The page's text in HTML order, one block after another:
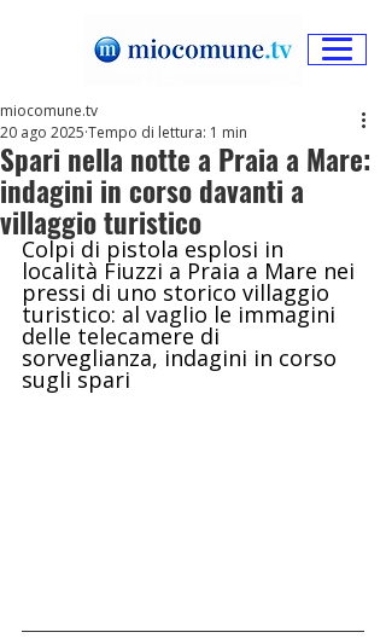
Spari nella notte a Praia a Mare:
indagini in corso davanti a
villaggio turistico
miocomune.tv
20 ago 2025 Tempo di lettura: 1 min
Colpi di pistola esplosi in
località Fiuzzi a Praia a Mare nei
pressi di uno storico villaggio
turistico: al vaglio le immagini
delle telecamere di
sorveglianza, indagini in corso
sugli spari